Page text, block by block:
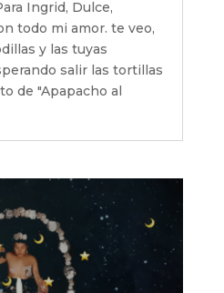
Ingrid, Dulce,
todo mi amor. te veo,
y las tuyas
salir las tortillas
de "Apapacho al